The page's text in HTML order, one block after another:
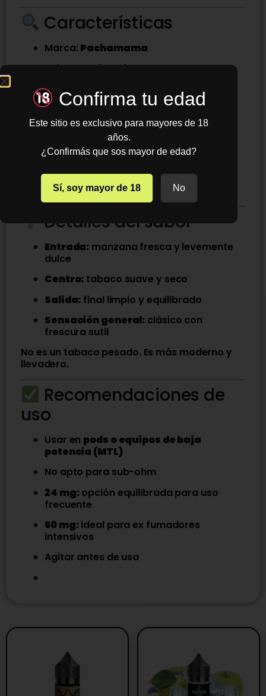
Características
Marca: Pachamama
Sabor:Apple Tobacco
Tipo:
Sales de nicotina TFN
Presentación: 30 ml
Nicotina disponible:24 mg / 50 mg
Perfil tabaco con nota frutal fresca
Calada suave y estable
Ideal para pods recargables (MTL)
Detalles del sabor
Entrada: manzana fresca y levemente
dulce
Centro: tabaco suave y seco
Salida: final limpio y equilibrado
Sensación general: clásico con
frescura sutil
No es un tabaco pesado. Es más moderno y
llevadero.
Recomendaciones de
uso
Usar en pods o equipos de baja
potencia (MTL)
No apto para sub-ohm
24 mg:opción equilibrada para uso
frecuente
50 mg:ideal para ex fumadores
intensivos
Agitar antes de usa
Confirma tu edad
Este sitio es exclusivo para mayores de 18
años.
¿Confirmás que sos mayor de edad?
Sí, soy mayor de 18 No